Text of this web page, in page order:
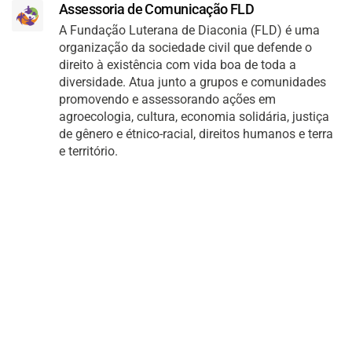
Assessoria de Comunicação FLD
A Fundação Luterana de Diaconia (FLD) é uma
organização da sociedade civil que defende o
direito à existência com vida boa de toda a
diversidade. Atua junto a grupos e comunidades
promovendo e assessorando ações em
agroecologia, cultura, economia solidária, justiça
de gênero e étnico-racial, direitos humanos e terra
e território.